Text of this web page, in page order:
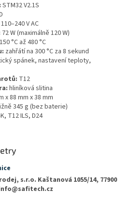
STM32 V2.1S
110–240 V AC
72 W (maximálně 120 W)
150 °C až 480 °C
zahřátí na 300 °C za 8 sekund
spánek, nastavení teploty,
T12
hliníková slitina
x 88 mm x 38 mm
345 g (bez baterie)
T12 ILS, D24
s.r.o. Kaštanová 1055/14, 77900